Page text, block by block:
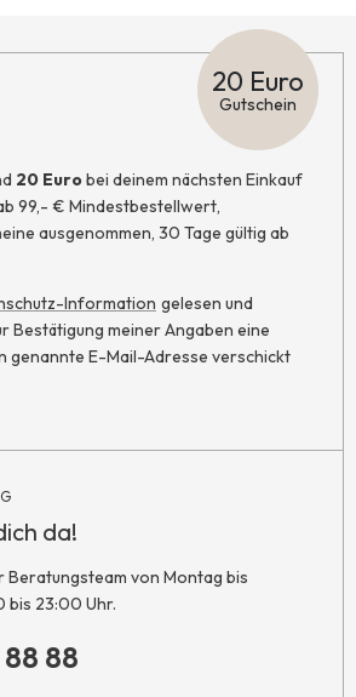
20 Euro
Gutschein
20 Eurobei deinem nächsten Einkauf
99,- € Mindestbestellwert,
ausgenommen, 30 Tage gültig ab
Information gelesen und
Bestätigung meiner Angaben eine
genannte E-Mail-Adresse verschickt
da!
Beratungsteam von Montag bis
bis 23:00 Uhr.
88